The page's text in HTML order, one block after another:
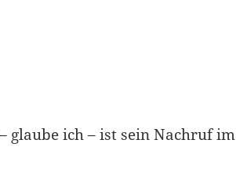
glaube ich – ist sein Nachruf im